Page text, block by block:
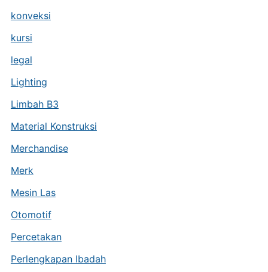
konveksi
kursi
legal
Lighting
Limbah B3
Material Konstruksi
Merchandise
Merk
Mesin Las
Otomotif
Percetakan
Perlengkapan Ibadah